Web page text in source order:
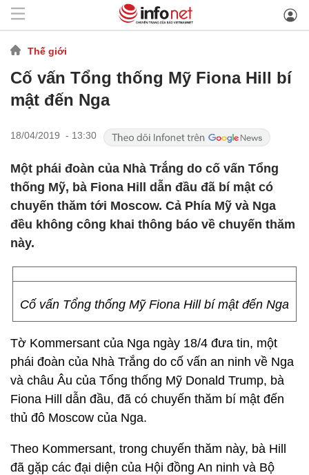
Thế giới
Cố vấn Tổng thống Mỹ Fiona Hill bí
mật đến Nga
18/04/2019 - 13:30
Một phái đoàn của Nhà Trắng do cố vấn Tổng
thống Mỹ, bà Fiona Hill dẫn đầu đã bí mật có
chuyến thăm tới Moscow. Cả Phía Mỹ và Nga
đều không công khai thông báo về chuyến thăm
này.
Cố vấn Tổng thống Mỹ Fiona Hill bí mật đến Nga
Tờ Kommersant của Nga ngày 18/4 đưa tin, một
phái đoàn của Nhà Trắng do cố vấn an ninh về Nga
và châu Âu của Tổng thống Mỹ Donald Trump, bà
Fiona Hill dẫn đầu, đã có chuyến thăm bí mật đến
thủ đô Moscow của Nga.
Theo Kommersant, trong chuyến thăm này, bà Hill
đã gặp các đại diện của Hội đồng An ninh và Bộ